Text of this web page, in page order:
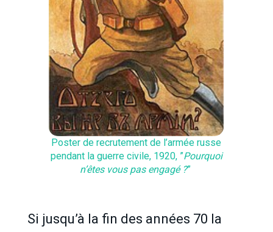
Poster de recrutement de l’armée russe
pendant la guerre civile, 1920, ”Pourquoi
n’êtes vous pas engagé ?”
Si jusqu’à la fin des années 70 la